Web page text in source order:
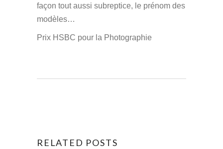
façon tout aussi subreptice, le prénom des
modèles…
Prix HSBC pour la Photographie
RELATED POSTS